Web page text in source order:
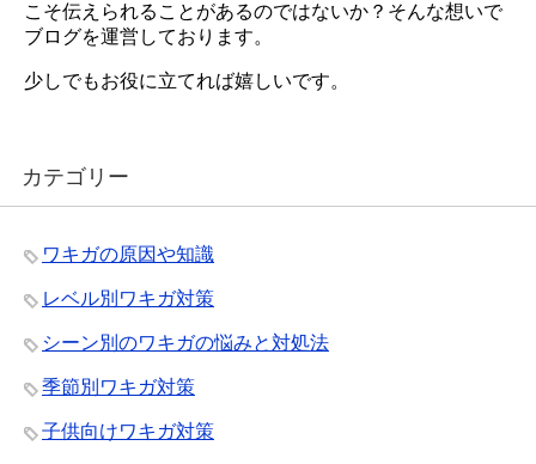
こそ伝えられることがあるのではないか？そんな想いで
ブログを運営しております。
少しでもお役に立てれば嬉しいです。
カテゴリー
ワキガの原因や知識
レベル別ワキガ対策
シーン別のワキガの悩みと対処法
季節別ワキガ対策
子供向けワキガ対策